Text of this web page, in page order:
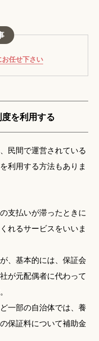
任せ下さい
を利用する
民間で運営されている
利用する方法もありま
支払いが滞ったときに
れるサービスをいいま
、基本的には、保証会
が元配偶者に代わって
一部の自治体では、養
保証料について補助金